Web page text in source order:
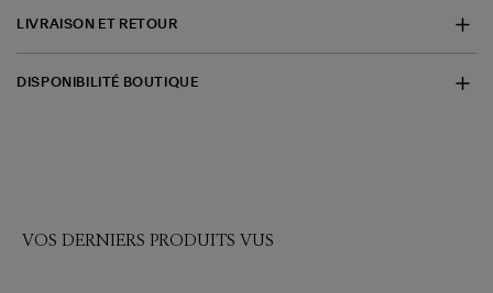
LIVRAISON ET RETOUR
DISPONIBILITÉ BOUTIQUE
VOS DERNIERS PRODUITS VUS